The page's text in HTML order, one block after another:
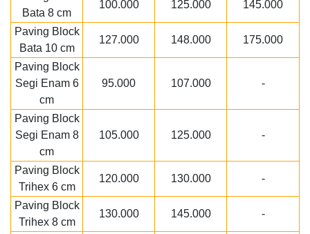
Bata 8 cm
100.000 125.000 145.000
Paving Block
Bata 10 cm
127.000 148.000 175.000
Paving Block
Segi Enam 6
cm
95.000 107.000 -
Paving Block
Segi Enam 8
cm
105.000 125.000 -
Paving Block
Trihex 6 cm
120.000 130.000 -
Paving Block
Trihex 8 cm
130.000 145.000 -